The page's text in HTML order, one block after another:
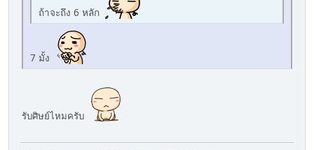
ถ้าจะถึง 6 หลัก
7 มั้ง
รับศิษย์ไหมครับ